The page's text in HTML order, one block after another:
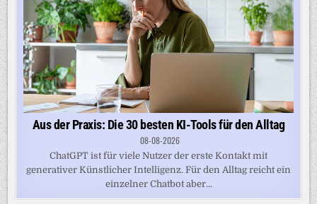
Aus der Praxis: Die 30 besten KI-Tools für den Alltag
08-08-2026
ChatGPT ist für viele Nutzer der erste Kontakt mit
generativer Künstlicher Intelligenz. Für den Alltag reicht ein
einzelner Chatbot aber...